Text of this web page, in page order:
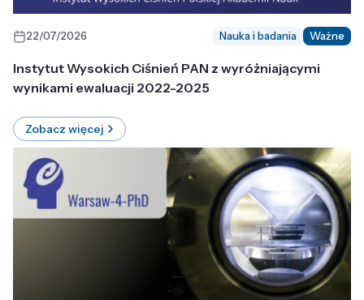
22/07/2026 Nauka i badania Ważne
Instytut Wysokich Ciśnień PAN z wyróżniającymi
wynikami ewaluacji 2022-2025
Zobacz więcej